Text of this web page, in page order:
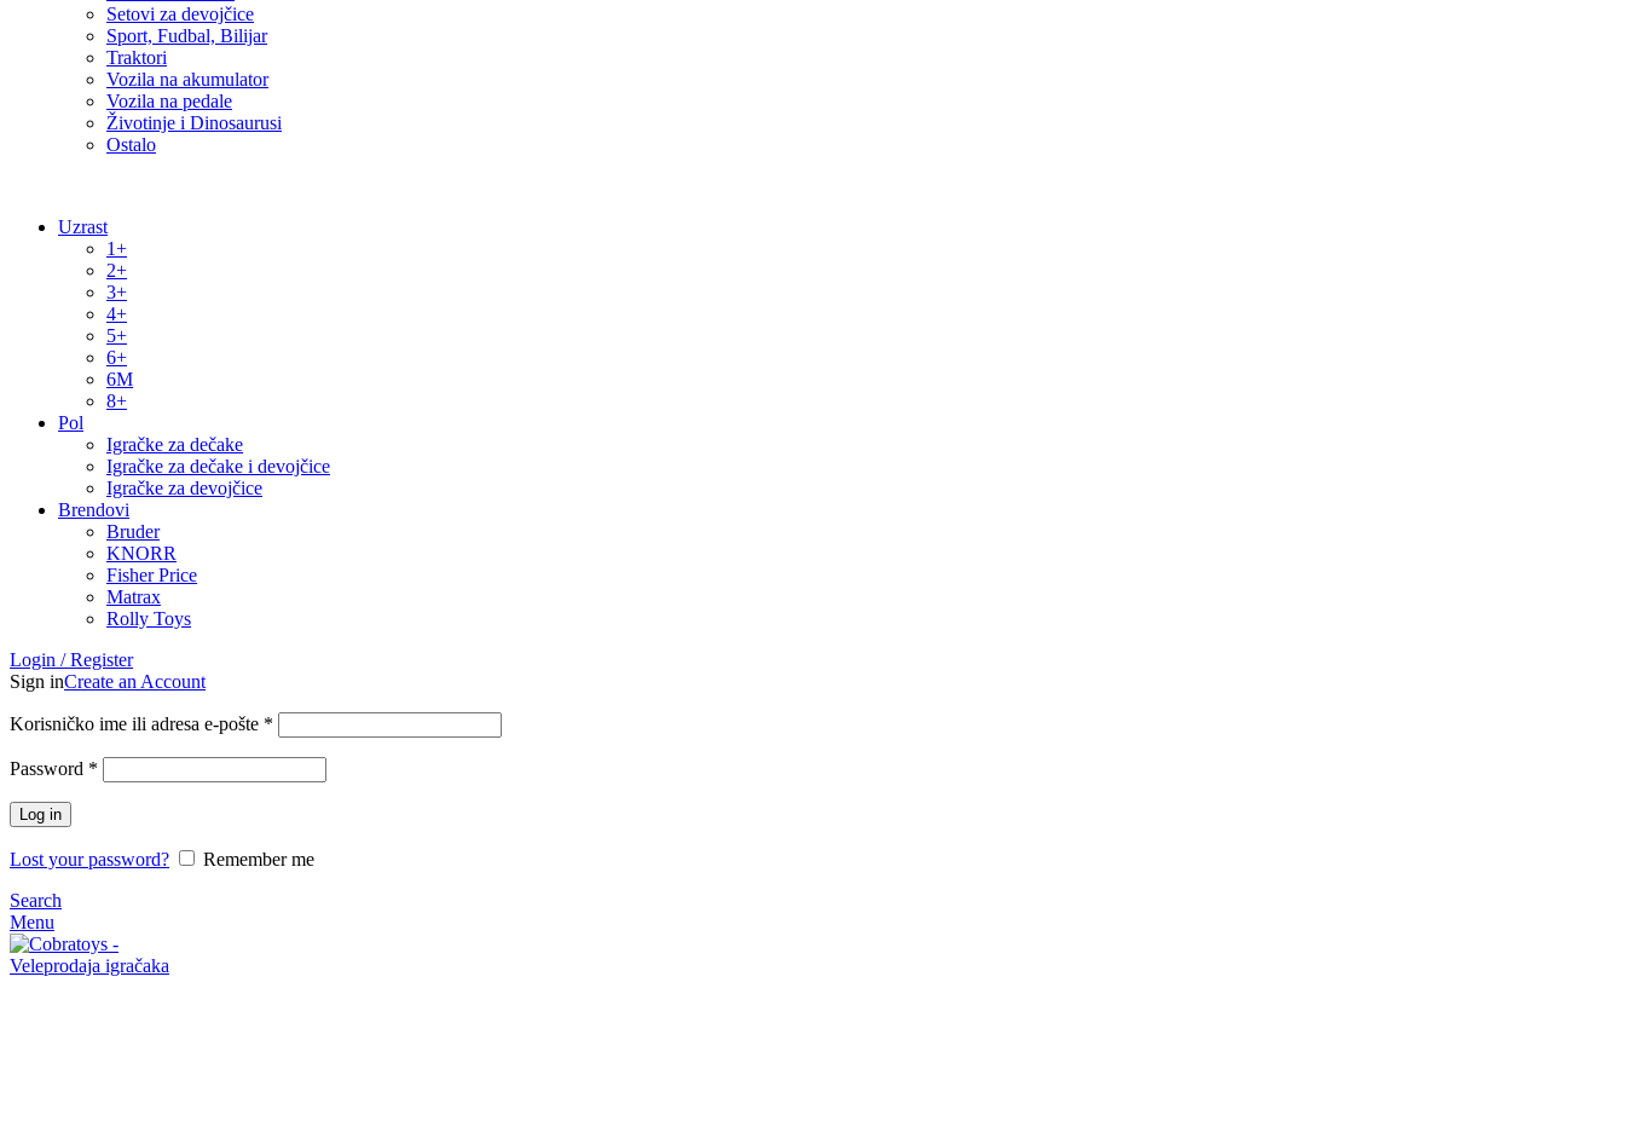
Setovi za devojčice
Sport, Fudbal, Bilijar
Traktori
Vozila na akumulator
Vozila na pedale
Životinje i Dinosaurusi
Ostalo
Uzrast
1+
2+
3+
4+
5+
6+
6M
8+
Pol
Igračke za dečake
Igračke za dečake i devojčice
Igračke za devojčice
Brendovi
Bruder
KNORR
Fisher Price
Matrax
Rolly Toys
Login / Register
Sign inCreate an Account
Korisničko ime ili adresa e-pošte *
Password *
Log in
Lost your password?
Remember me
Search
Menu